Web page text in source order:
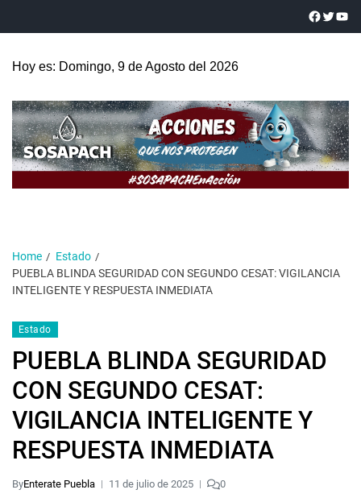
Hoy es: Domingo, 9 de Agosto del 2026
Home
Estado
PUEBLA BLINDA SEGURIDAD CON SEGUNDO CESAT: VIGILANCIA
INTELIGENTE Y RESPUESTA INMEDIATA
Estado
PUEBLA BLINDA SEGURIDAD
CON SEGUNDO CESAT:
VIGILANCIA INTELIGENTE Y
RESPUESTA INMEDIATA
ByEnterate Puebla 11 de julio de 2025 0